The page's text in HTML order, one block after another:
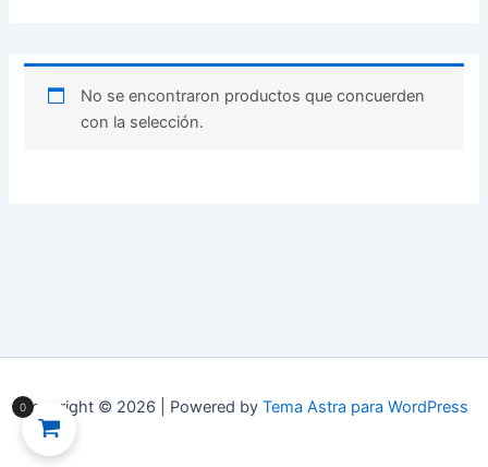
No se encontraron productos que concuerden
con la selección.
Copyright © 2026 | Powered by Tema Astra para WordPress
0